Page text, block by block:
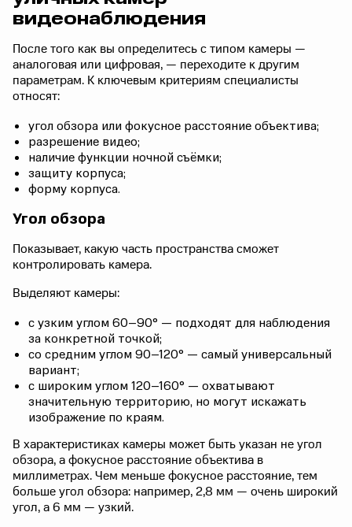
видеонаблюдения
После того как вы определитесь с типом камеры —
аналоговая или цифровая, — переходите к другим
параметрам. К ключевым критериям специалисты
относят:
угол обзора или фокусное расстояние объектива;
разрешение видео;
наличие функции ночной съёмки;
защиту корпуса;
форму корпуса.
Угол обзора
Показывает, какую часть пространства сможет
контролировать камера.
Выделяют камеры:
с узким углом 60–90° — подходят для наблюдения
за конкретной точкой;
со средним углом 90–120° — самый универсальный
вариант;
с широким углом 120–160° — охватывают
значительную территорию, но могут искажать
изображение по краям.
В характеристиках камеры может быть указан не угол
обзора, а фокусное расстояние объектива в
миллиметрах. Чем меньше фокусное расстояние, тем
больше угол обзора: например, 2,8 мм — очень широкий
угол, а 6 мм — узкий.